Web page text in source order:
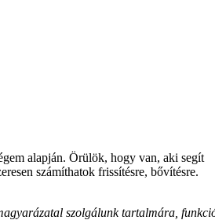
alapján. Örülök, hogy van, aki segít
számíthatok frissítésre, bővítésre.
szolgálunk tartalmára,